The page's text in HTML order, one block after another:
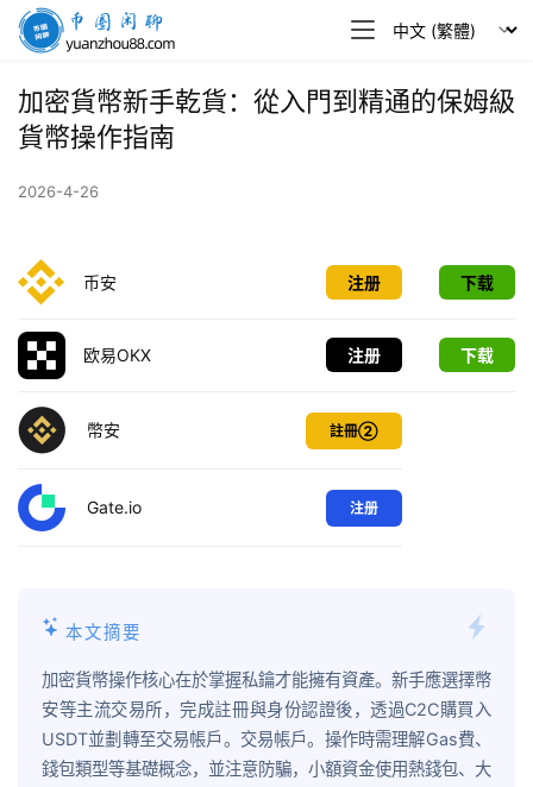
幣
閒
聊
加密貨幣新手乾貨：從入門到精通的保姆級
貨幣操作指南
2026-4-26
币安 注册 下载
欧易OKX 注册 下载
幣安 註冊②
Gate.io 注册
本文摘要
加密貨幣操作核心在於掌握私鑰才能擁有資產。新手應選擇幣
安等主流交易所，完成註冊與身份認證後，透過C2C購買入
USDT並劃轉至交易帳戶。交易帳戶。操作時需理解Gas費、
錢包類型等基礎概念，並注意防騙，小額資金使用熱錢包、大